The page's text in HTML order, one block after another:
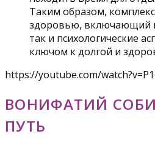
Таким образом,
здоровью, включающий
так и психологические
ключом к долгой и
https://youtube.com/
ВОНИФАТИЙ
ПУТЬ